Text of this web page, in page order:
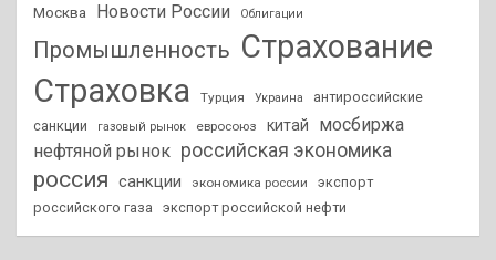
Москва Новости России Облигации
Промышленность Страхование
Страховка
Турция Украина
антироссийские
санкции
газовый рынок евросоюз китай
мосбиржа
нефтяной рынок российская экономика
россия санкции экономика россии
экспорт
российского газа
экспорт российской нефти